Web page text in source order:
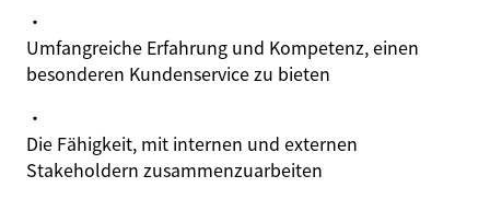
·
Umfangreiche Erfahrung und Kompetenz, einen
besonderen Kundenservice zu bieten
·
Die Fähigkeit, mit internen und externen
Stakeholdern zusammenzuarbeiten